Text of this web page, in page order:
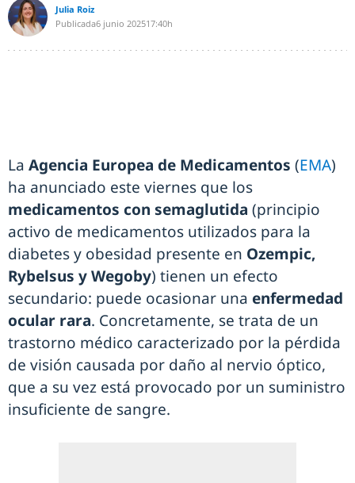
Julia Roiz
Publicada6 junio 202517:40h
La Agencia Europea de Medicamentos (EMA)
ha anunciado este viernes que los
medicamentos con semaglutida (principio
activo de medicamentos utilizados para la
diabetes y obesidad presente en Ozempic,
Rybelsus y Wegoby) tienen un efecto
secundario: puede ocasionar una enfermedad
ocular rara. Concretamente, se trata de un
trastorno médico caracterizado por la pérdida
de visión causada por daño al nervio óptico,
que a su vez está provocado por un suministro
insuficiente de sangre.